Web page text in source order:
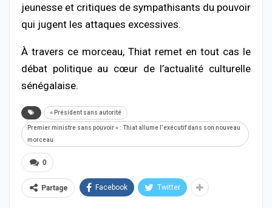
jeunesse et critiques de sympathisants du pouvoir
qui jugent les attaques excessives.
À travers ce morceau, Thiat remet en tout cas le
débat politique au cœur de l’actualité culturelle
sénégalaise.
« Président sans autorité
Premier ministre sans pouvoir » : Thiat allume l’exécutif dans son nouveau
morceau
0
Partage Facebook Twitter